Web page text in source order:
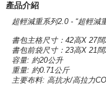
產品介紹
超輕減重系列2.0 - “超輕減
書包主格尺寸： 42高X 27闊
書包前袋尺寸： 23高X 21闊
容量: 約20公升
重量: 約0.71公斤
主要布料: 高抗水/高拉力